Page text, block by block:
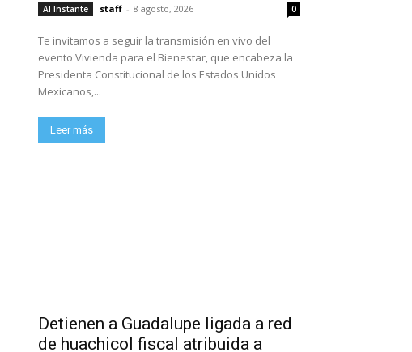
Al Instante staff - 8 agosto, 2026 0
Te invitamos a seguir la transmisión en vivo del
evento Vivienda para el Bienestar, que encabeza la
Presidenta Constitucional de los Estados Unidos
Mexicanos,...
Leer más
Detienen a Guadalupe ligada a red
de huachicol fiscal atribuida a